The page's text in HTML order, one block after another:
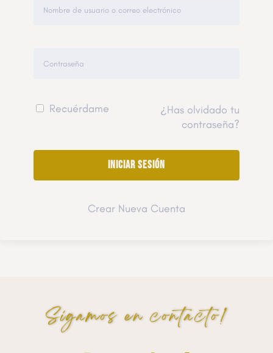
Recuérdame
¿Has olvidado tu
contraseña?
Crear Nueva Cuenta
Sigamos en contacto!